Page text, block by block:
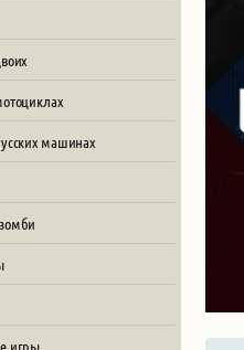
машинах
игры